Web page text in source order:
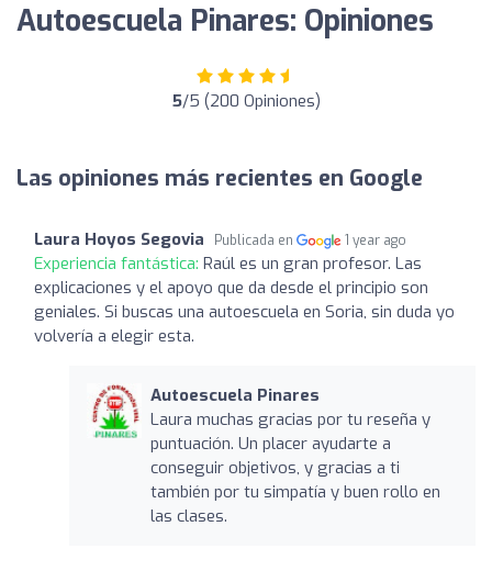
Autoescuela Pinares: Opiniones
5/5 (200 Opiniones)
Las opiniones más recientes en Google
Laura Hoyos Segovia Publicada en 1 year ago
Experiencia fantástica: Raúl es un gran profesor. Las
explicaciones y el apoyo que da desde el principio son
geniales. Si buscas una autoescuela en Soria, sin duda yo
volvería a elegir esta.
Autoescuela Pinares
Laura muchas gracias por tu reseña y
puntuación. Un placer ayudarte a
conseguir objetivos, y gracias a ti
también por tu simpatía y buen rollo en
las clases.